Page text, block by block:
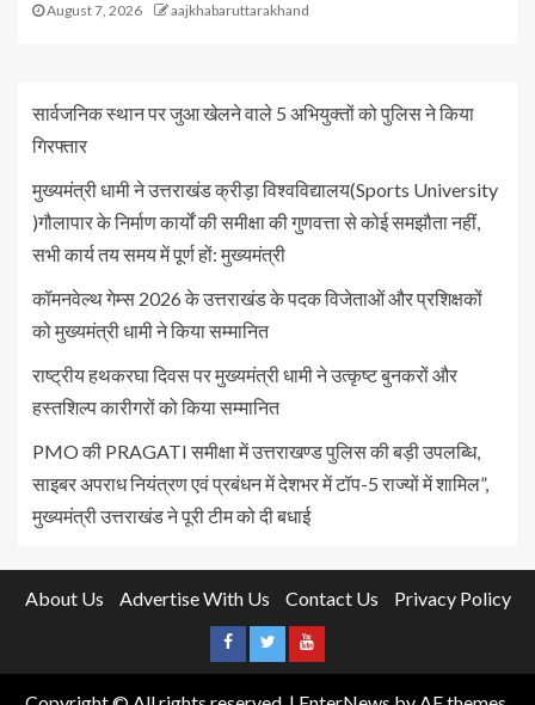
August 7, 2026 aajkhabaruttarakhand
सार्वजनिक स्थान पर जुआ खेलने वाले 5 अभियुक्तों को पुलिस ने किया
गिरफ्तार
मुख्यमंत्री धामी ने उत्तराखंड क्रीड़ा विश्वविद्यालय(Sports University
)गौलापार के निर्माण कार्यों की समीक्षा की गुणवत्ता से कोई समझौता नहीं,
सभी कार्य तय समय में पूर्ण हों: मुख्यमंत्री
कॉमनवेल्थ गेम्स 2026 के उत्तराखंड के पदक विजेताओं और प्रशिक्षकों
को मुख्यमंत्री धामी ने किया सम्मानित
राष्ट्रीय हथकरघा दिवस पर मुख्यमंत्री धामी ने उत्कृष्ट बुनकरों और
हस्तशिल्प कारीगरों को किया सम्मानित
PMO की PRAGATI समीक्षा में उत्तराखण्ड पुलिस की बड़ी उपलब्धि,
साइबर अपराध नियंत्रण एवं प्रबंधन में देशभर में टॉप-5 राज्यों में शामिल”,
मुख्यमंत्री उत्तराखंड ने पूरी टीम को दी बधाई
About Us Advertise With Us Contact Us Privacy Policy